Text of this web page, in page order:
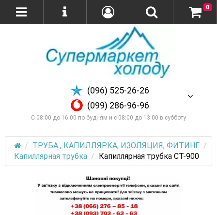
(096) 525-26-26
(099) 286-96-96
С 08:00 до 16:00 по будням и с 08:00 до 13:00 в субботу
0
ТРУБА , КАПИЛЛЯРКА, ИЗОЛЯЦИЯ, ФИТИНГ
Капиллярная трубка
Капиллярная трубка СТ-900